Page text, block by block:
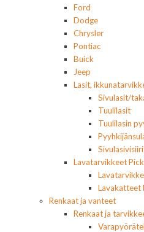
Ford
Dodge
Chrysler
Pontiac
Buick
Jeep
Lasit,
Sivulasit/
Tuulilasit
Tuulilasin
Lavatarvikkeet
Lavakatteet
Renkaat ja vanteet
Renkaat ja